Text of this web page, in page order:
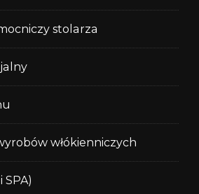
stolarza
włókienniczych